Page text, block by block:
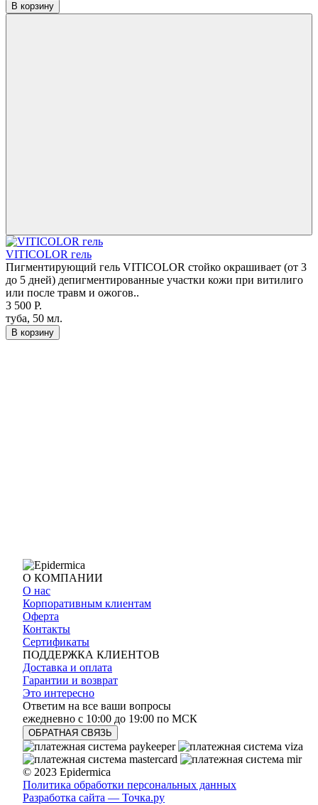
В корзину
VITICOLOR гель
Пигментирующий гель VITICOLOR стойко окрашивает (от 3
до 5 дней) депигментированные участки кожи при витилиго
или после травм и ожогов..
3 500 Р.
туба, 50 мл.
В корзину
О КОМПАНИИ
О нас
Корпоративным клиентам
Оферта
Контакты
Сертификаты
ПОДДЕРЖКА КЛИЕНТОВ
Доставка и оплата
Гарантии и возврат
Это интересно
Ответим на все ваши вопросы
ежедневно с 10:00 до 19:00 по МСК
ОБРАТНАЯ СВЯЗЬ
© 2023 Epidermica
Политика обработки персональных данных
Разработка сайта — Точка.ру